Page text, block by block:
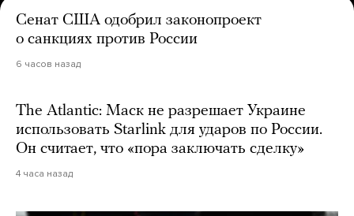
Сенат США одобрил законопроект
о санкциях против России
6 часов назад
The Atlantic: Маск не разрешает Украине
использовать Starlink для ударов по России.
Он считает, что «пора заключать сделку»
4 часа назад